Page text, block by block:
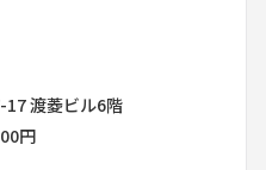
渡菱ビル6階
円